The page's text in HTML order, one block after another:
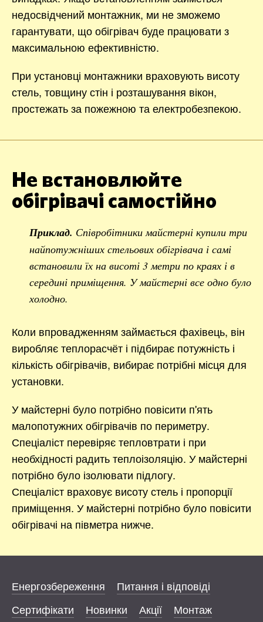
недосвідчений монтажник, ми не зможемо
гарантувати, що обігрівач буде працювати з
максимальною ефективністю.
При установці монтажники враховують висоту
стель, товщину стін і розташування вікон,
простежать за пожежною та електробезпекою.
Не встановлюйте
обігрівачі самостійно
Приклад. Співробітники майстерні купили три
найпотужніших стельових обігрівача і самі
встановили їх на висоті 3 метри по краях і в
середині приміщення. У майстерні все одно було
холодно.
Коли впровадженням займається фахівець, він
виробляє теплорасчёт і підбирає потужність і
кількість обігрівачів, вибирає потрібні місця для
установки.
У майстерні було потрібно повісити п'ять
малопотужних обігрівачів по периметру.
Спеціаліст перевіряє тепловтрати і при
необхідності радить теплоізоляцію. У майстерні
потрібно було ізолювати підлогу.
Спеціаліст враховує висоту стель і пропорції
приміщення. У майстерні потрібно було повісити
обігрівачі на півметра нижче.
Енергозбереження
Питання і відповіді
Сертифікати
Новинки Акції Монтаж